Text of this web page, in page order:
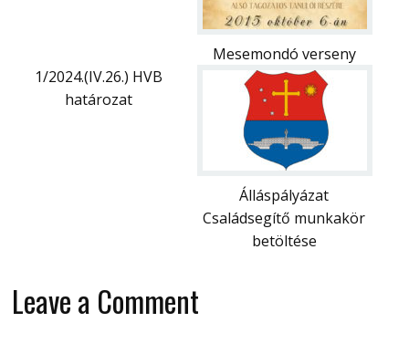
Mesemondó verseny
1/2024.(IV.26.) HVB
határozat
Álláspályázat
Családsegítő munkakör
betöltése
Leave a Comment